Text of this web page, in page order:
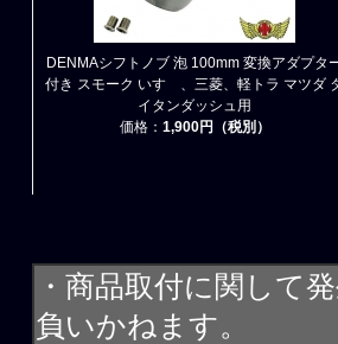
DENMAシフトノブ 泡 100mm 変換アダプタ
付き スモーク いすゞ、三菱、軽トラ マツダ
イタンダッシュ用
価格： 1,900円（税別）
・商品取付に関して
負いかねます。